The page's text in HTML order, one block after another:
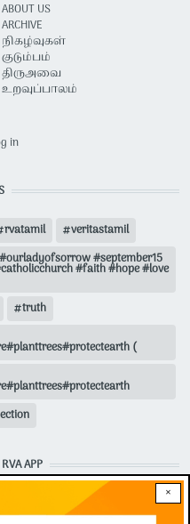
×
ABOUT US
ARCHIVE
நிகழ்வுகள்
குடும்பம்
திருஅவை
உறவுப்பாலம்
in
rvatamil
veritastamil
#september15
#faith #hope #love
truth
(
APP